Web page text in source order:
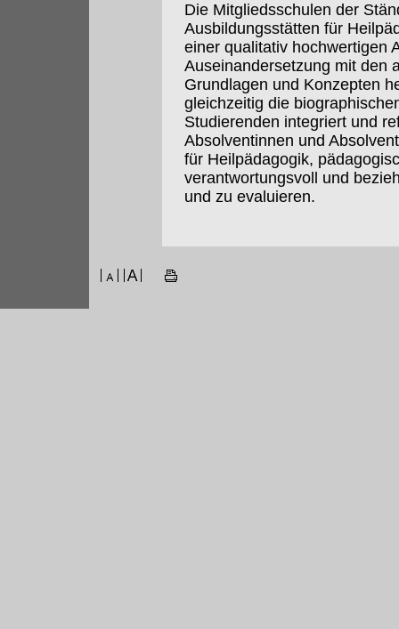
Die Mitgliedsschulen der
Ausbildungsstätten für
einer qualitativ hochwertigen
Auseinandersetzung mit den
Grundlagen und Konzepten
gleichzeitig die
Studierenden integriert und
Absolventinnen und
für Heilpädagogik,
verantwortungsvoll und
und zu evaluieren.